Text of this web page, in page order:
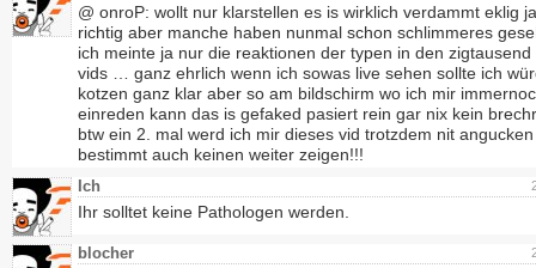
@ onroP: wollt nur klarstellen es is wirklich verdammt eklig
richtig aber manche haben nunmal schon schlimmeres
ich meinte ja nur die reaktionen der typen in den zigtausend
vids … ganz ehrlich wenn ich sowas live sehen sollte ich
kotzen ganz klar aber so am bildschirm wo ich mir
einreden kann das is gefaked pasiert rein gar nix kein
btw ein 2. mal werd ich mir dieses vid trotzdem nit
bestimmt auch keinen weiter zeigen!!!
Ich
Ihr solltet keine Pathologen werden.
blocher